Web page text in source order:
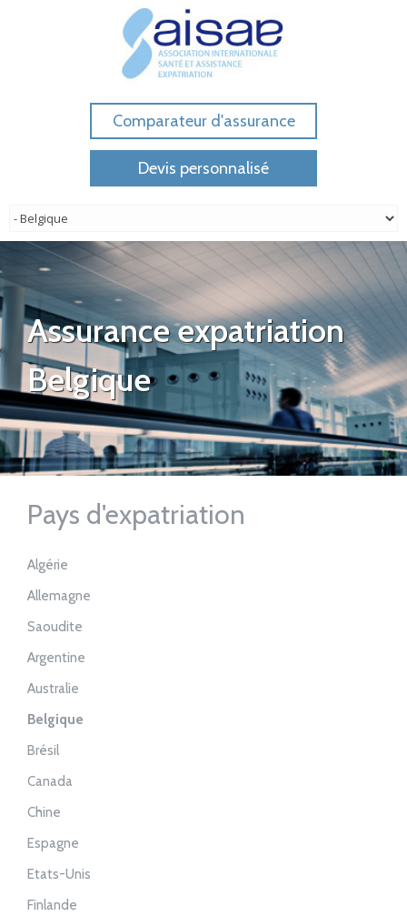
Comparateur d'assurance
Devis personnalisé
Assurance expatriation
Belgique
Pays d'expatriation
Algérie
Allemagne
Saoudite
Argentine
Australie
Belgique
Brésil
Canada
Chine
Espagne
Etats-Unis
Finlande